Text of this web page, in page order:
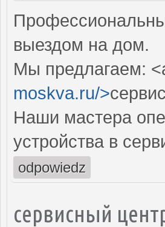
выездом на дом.
Мы предлагаем:
moskva.ru/>
Наши мастера
устройства в
odpowiedz
сервисный